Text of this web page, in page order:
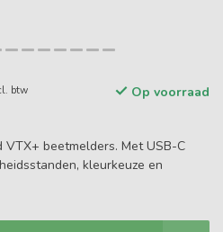
btw
Op voorraad
beetmelders. Met USB-C
kleurkeuze en